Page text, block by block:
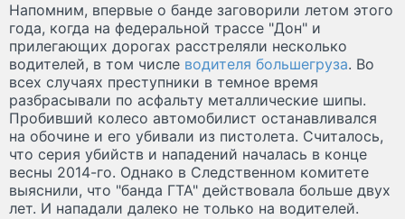
Напомним, впервые о банде заговорили летом этого
года, когда на федеральной трассе "Дон" и
прилегающих дорогах расстреляли несколько
водителей, в том числе водителя большегруза. Во
всех случаях преступники в темное время
разбрасывали по асфальту металлические шипы.
Пробивший колесо автомобилист останавливался
на обочине и его убивали из пистолета. Считалось,
что серия убийств и нападений началась в конце
весны 2014-го. Однако в Следственном комитете
выяснили, что "банда ГТА" действовала больше двух
лет. И нападали далеко не только на водителей.